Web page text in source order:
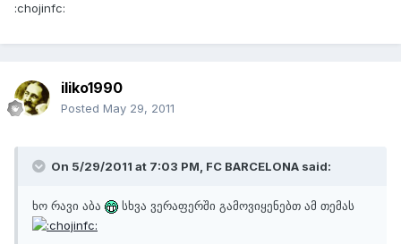
:chojinfc:
iliko1990
Posted May 29, 2011
On 5/29/2011 at 7:03 PM, FC BARCELONA said:
ხო რავი აბა სხვა ვერაფერში გამოვიყენებთ ამ თემას